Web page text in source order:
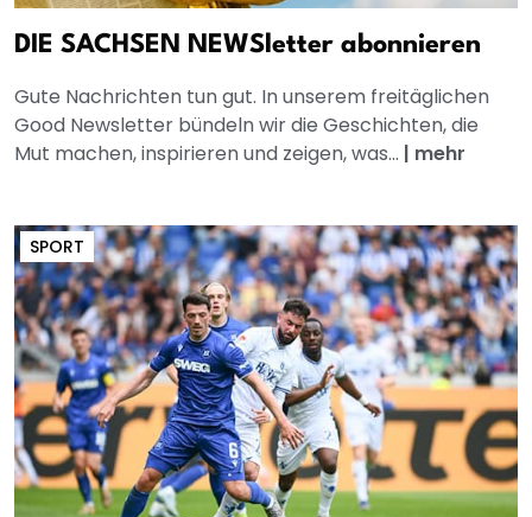
DIE SACHSEN NEWSletter abonnieren
Gute Nachrichten tun gut. In unserem freitäglichen
Good Newsletter bündeln wir die Geschichten, die
Mut machen, inspirieren und zeigen, was... | mehr
SPORT